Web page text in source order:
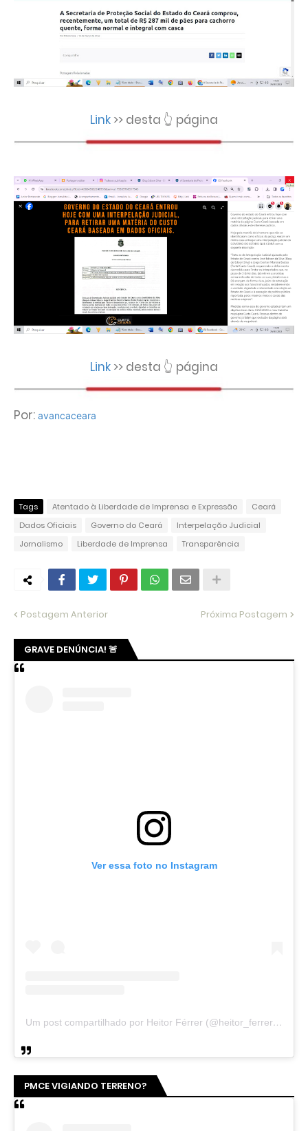
Link >> desta 👆 página
Link >> desta 👆 página
Por: avancaceara
Tags Atentado à Liberdade de Imprensa e Expressão
Ceará
Dados Oficiais
Governo do Ceará
Interpelação Judicial
Jornalismo
Liberdade de Imprensa Transparência
Postagem Anterior Próxima Postagem
GRAVE DENÚNCIA! 🚨
Ver essa foto no Instagram
Um post compartilhado por Heitor Férrer (@heitor_ferrer77)
PMCE VIGIANDO TERRENO?